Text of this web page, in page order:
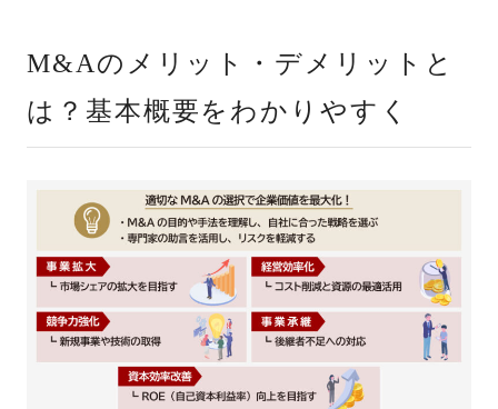
M&Aのメリット・デメリットと
は？基本概要をわかりやすく